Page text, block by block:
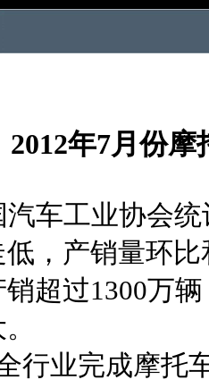
2012年7月份
车工业协会统
，产销量环
超过1300万
行业完成摩托